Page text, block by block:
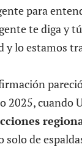
para
te diga y
y lo estamos
2025, cuando
solo de